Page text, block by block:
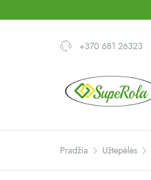
+370 681 26323
Pradžia Užtepėlės